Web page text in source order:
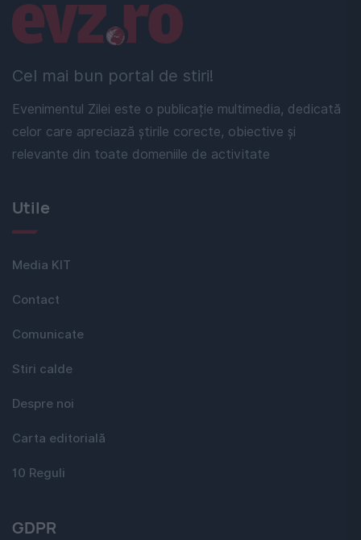
Cel mai bun portal de stiri!
Evenimentul Zilei este o publicație multimedia, dedicată
celor care apreciază știrile corecte, obiective și
relevante din toate domeniile de activitate
Linkuri utile
Utile
Media KIT
Contact
Comunicate
Stiri calde
Despre noi
Carta editorială
10 Reguli
GDPR